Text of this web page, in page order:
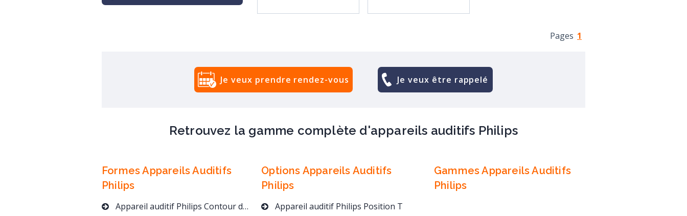
Pages 1
Je veux prendre rendez-vous Je veux être rappelé
Retrouvez la gamme complète d'appareils auditifs Philips
Formes Appareils Auditifs
Philips
Appareil auditif Philips Contour d'oreille pour les pertes auditives importantes !
Options Appareils Auditifs
Philips
Appareil auditif Philips Position T
Gammes Appareils Auditifs
Philips